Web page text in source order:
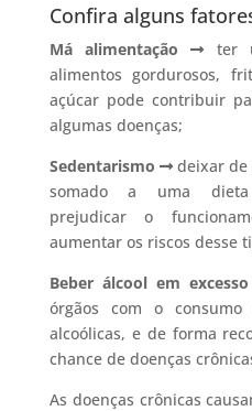
Confira alguns
Má alimentação
ter
alimentos gordurosos,
açúcar pode contribuir
algumas doenças;
Sedentarismo
deixar de
somado a uma dieta
prejudicar o
aumentar os riscos desse
Beber álcool em excesso
órgãos com o consumo
alcoólicas, e de forma
chance de doenças
As doenças crônicas